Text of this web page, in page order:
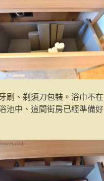
刷、剃須刀包裝。浴巾不在
池中、這間街房已經準備好